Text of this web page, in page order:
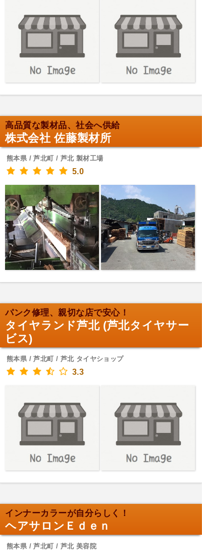
高品質な製材品、社会へ供給
株式会社 佐藤製材所
熊本県 / 芦北町 / 芦北 製材工場
5.0
パンク修理、親切な店で安心！
タイヤランド芦北 (芦北タイヤサー
ビス)
熊本県 / 芦北町 / 芦北 タイヤショップ
3.3
インナーカラーが自分らしく！
ヘアサロンＥｄｅｎ
熊本県 / 芦北町 / 芦北 美容院